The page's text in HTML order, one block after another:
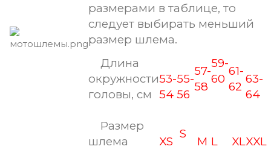
размерами в таблице, то
следует выбирать меньший
размер шлема.
Длина
окружности
головы, см
53-
54
55-
56
57-
58
59-
60
61-
62
63-
64
Размер
шлема
XS
S
M L XLXXL